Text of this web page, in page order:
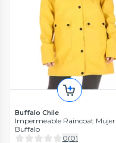
Buffalo Chile
Impermeable Raincoat Mujer
Buffalo
0(0)